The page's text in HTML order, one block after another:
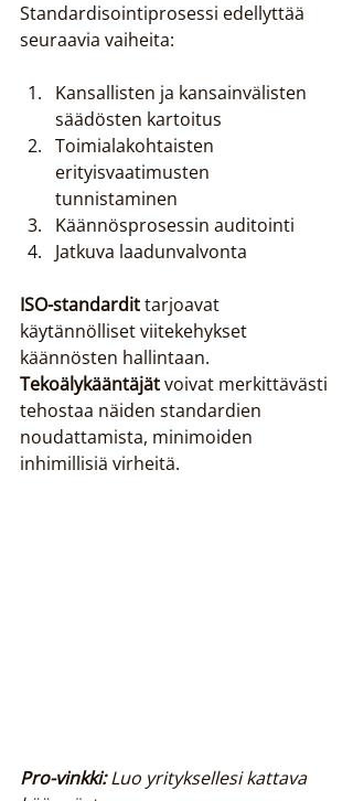
Standardisointiprosessi edellyttää
seuraavia vaiheita:
Kansallisten ja kansainvälisten
säädösten kartoitus
Toimialakohtaisten
erityisvaatimusten
tunnistaminen
Käännösprosessin auditointi
Jatkuva laadunvalvonta
ISO-standardit tarjoavat
käytännölliset viitekehykset
käännösten hallintaan.
Tekoälykääntäjät voivat merkittävästi
tehostaa näiden standardien
noudattamista, minimoiden
inhimillisiä virheitä.
Pro-vinkki: Luo yrityksellesi kattava